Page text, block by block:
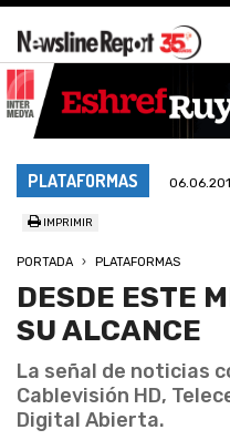
PLATAFORMAS
IMPRIMIR
PORTADA PLATAFORMAS
DESDE ESTE
SU ALCANCE
La señal de noticias
Cablevisión HD,
Digital Abierta.